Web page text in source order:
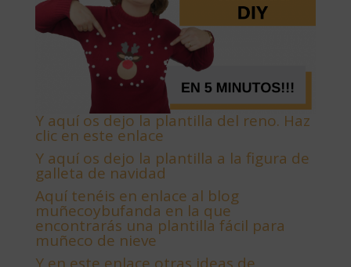
Y aquí os dejo la plantilla del reno. Haz
clic en este enlace
Y aquí os dejo la plantilla a la figura de
galleta de navidad
Aquí tenéis en enlace al blog
muñecoybufanda en la que
encontrarás una plantilla fácil para
muñeco de nieve
Y en este enlace otras ideas de